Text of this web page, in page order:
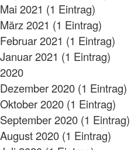
Mai 2021 (1 Eintrag)
März 2021 (1 Eintrag)
Februar 2021 (1 Eintrag)
Januar 2021 (1 Eintrag)
2020
Dezember 2020 (1 Eintrag)
Oktober 2020 (1 Eintrag)
September 2020 (1 Eintrag)
August 2020 (1 Eintrag)